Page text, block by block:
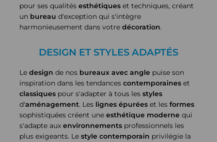
pour ses qualités esthétiques et techniques, créant
un bureau d'exception qui s'intègre
harmonieusement dans votre décoration.
DESIGN ET STYLES ADAPTÉS
Le design de nos bureaux avec angle puise son
inspiration dans les tendances contemporaines et
classiques pour s'adapter à tous les styles
d'aménagement. Les lignes épurées et les formes
sophistiquées créent une esthétique moderne qui
s'adapte aux environnements professionnels les
plus exigeants. Le style contemporain privilégie la